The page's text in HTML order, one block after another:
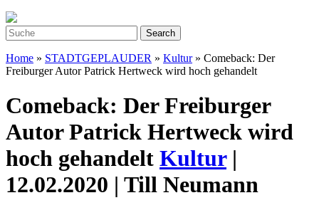
Home » STADTGEPLAUDER » Kultur» Comeback: Der
Freiburger Autor Patrick Hertweck wird hoch gehandelt
Comeback: Der Freiburger
Autor Patrick Hertweck wird
hoch gehandelt Kultur|
12.02.2020 | Till Neumann